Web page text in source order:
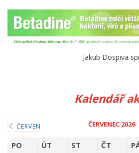
Jakub Dospiva
Kalendář
ČERVEN ČERVENEC 2026
PO ÚT ST ČT